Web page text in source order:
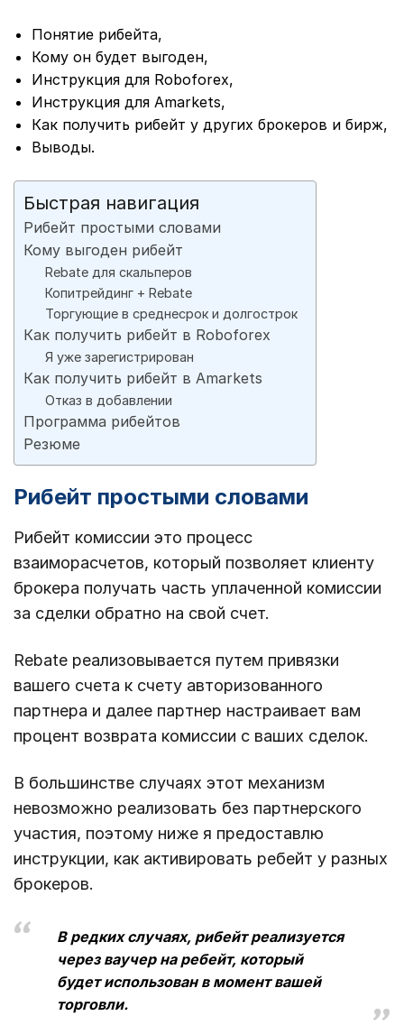
Понятие рибейта,
Кому он будет выгоден,
Инструкция для Roboforex,
Инструкция для Amarkets,
Как получить рибейт у других брокеров и бирж,
Выводы.
Быстрая навигация
Рибейт простыми словами
Кому выгоден рибейт
Rebate для скальперов
Копитрейдинг + Rebate
Торгующие в среднесрок и долгострок
Как получить рибейт в Roboforex
Я уже зарегистрирован
Как получить рибейт в Amarkets
Отказ в добавлении
Программа рибейтов
Резюме
Рибейт простыми словами
Рибейт комиссии это процесс
взаиморасчетов, который позволяет клиенту
брокера получать часть уплаченной комиссии
за сделки обратно на свой счет.
Rebate реализовывается путем привязки
вашего счета к счету авторизованного
партнера и далее партнер настраивает вам
процент возврата комиссии с ваших сделок.
В большинстве случаях этот механизм
невозможно реализовать без партнерского
участия, поэтому ниже я предоставлю
инструкции, как активировать ребейт у разных
брокеров.
В редких случаях, рибейт реализуется
через ваучер на ребейт, который
будет использован в момент вашей
торговли.